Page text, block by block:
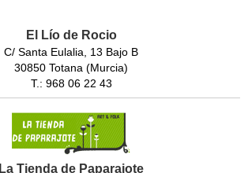
El Lío de Rocio
C/ Santa Eulalia, 13 Bajo B
30850 Totana (Murcia)
T.: 968 06 22 43
La Tienda de Paparajote